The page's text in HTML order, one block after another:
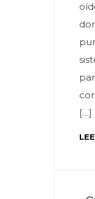
[…]